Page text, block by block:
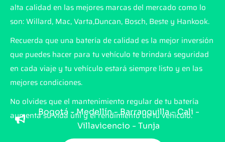
alta calidad en las mejores marcas del mercado como lo
son: Willard, Mac, Varta,Duncan, Bosch, Beste y Hankook.
Recuerda que una batería de calidad es la mejor inversión
que puedes hacer para tu vehículo te brindará seguridad
en cada viaje y tu vehículo estará siempre listo y en las
mejores condiciones.
No olvides que el mantenimiento regular de tu batería
aumenta su vida útil y el rendimiento de tu vehículo.
Bogotá - Medellín - Barranquilla - Cali -
Villavicencio - Tunja